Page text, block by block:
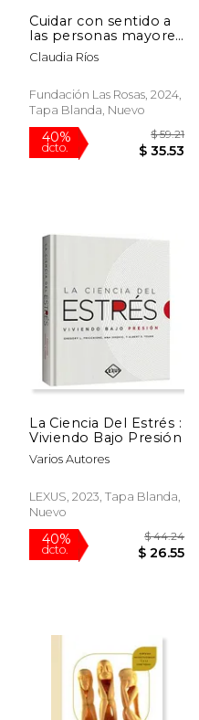
Cuidar con sentido a
las personas mayores
con demencia -
Manual de salud
Claudia Ríos
Fundación Las Rosas, 2024,
Tapa Blanda, Nuevo
40% $ 59.21
La Ciencia Del Estrés :
Viviendo Bajo Presión
Varios Autores
LEXUS, 2023, Tapa Blanda,
Nuevo